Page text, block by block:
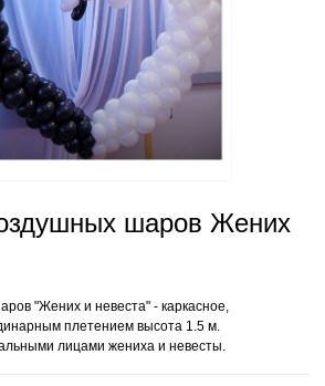
шаров Жених
"Жених и невеста" - каркасное,
плетением высота 1.5 м.
лицами жениха и невесты.